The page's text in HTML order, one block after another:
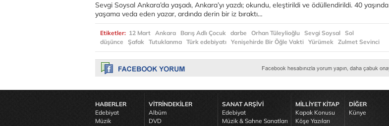
Sevgi Soysal Ankara’da yaşadı, Ankara’yı yazdı; okundu, eleştirildi ve ödüllendirildi. 40 yaşında
yaşama veda eden yazar, ardında derin bir iz bıraktı…
Etiketler: 12 Mart Ankara Barış Adlı Çocuk darbe Orhan Tüleylioğlu Sevgi Soysal
Sol
düşünce
Şafak Tutuklanma Türk edebiyatı Yenişehirde Bir Öğle Vakti Yürümek Zulmet Sevinci
HABERLER
Edebiyat
Müzik
VİTRİNDEKİLER
Albüm
DVD
SANAT ARŞİVİ
Edebiyat
Müzik & Sahne Sanatları
MİLLİYET KİTAP
Kapak Konusu
Köşe Yazıları
DİĞER
Künye